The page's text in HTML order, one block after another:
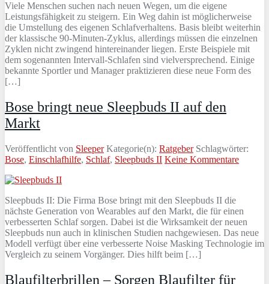
Viele Menschen suchen nach neuen Wegen, um die eigene
Leistungsfähigkeit zu steigern. Ein Weg dahin ist möglicherweise
die Umstellung des eigenen Schlafverhaltens. Basis bleibt weiterhin
der klassische 90-Minuten-Zyklus, allerdings müssen die einzelnen
Zyklen nicht zwingend hintereinander liegen. Erste Beispiele mit
dem sogenannten Intervall-Schlafen sind vielversprechend. Einige
bekannte Sportler und Manager praktizieren diese neue Form des
[…]
Bose bringt neue Sleepbuds II auf den
Markt
Veröffentlicht von Sleeper Kategorie(n): RatgeberSchlagwörter:
Bose, Einschlafhilfe, Schlaf, Sleepbuds II Keine Kommentare
Sleepbuds II: Die Firma Bose bringt mit den Sleepbuds II die
nächste Generation von Wearables auf den Markt, die für einen
verbesserten Schlaf sorgen. Dabei ist die Wirksamkeit der neuen
Sleepbuds nun auch in klinischen Studien nachgewiesen. Das neue
Modell verfügt über eine verbesserte Noise Masking Technologie im
Vergleich zu seinem Vorgänger. Dies hilft beim […]
Blaufilterbrillen – Sorgen Blaufilter für